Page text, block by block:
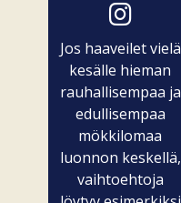
Jos haaveilet vielä
kesälle hieman
rauhallisempaa ja
edullisempaa
mökkilomaa
luonnon keskellä,
vaihtoehtoja